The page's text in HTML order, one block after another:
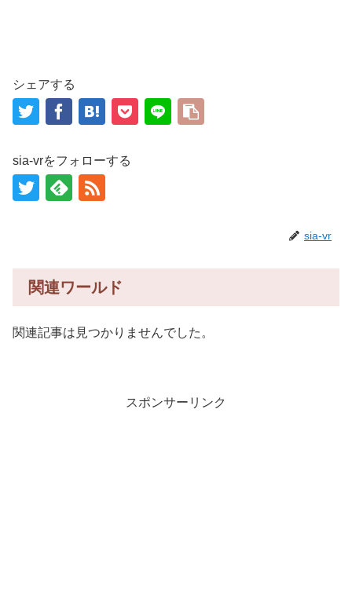
シェアする
sia-vrをフォローする
sia-vr
関連ワールド
関連記事は見つかりませんでした。
スポンサーリンク